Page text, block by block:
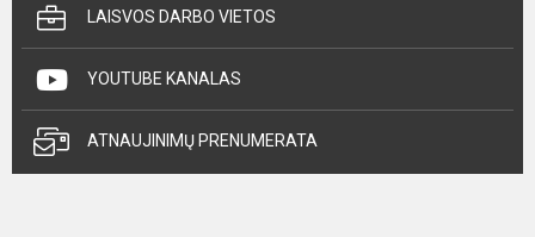
LAISVOS DARBO VIETOS
YOUTUBE KANALAS
ATNAUJINIMŲ PRENUMERATA